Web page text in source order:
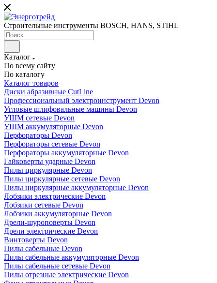
Строительные инструменты BOSCH, HANS, STIHL
Каталог
По всему сайту
По каталогу
Каталог товаров
Диски абразивные CutLine
Профессиональный электроинструмент Devon
Угловые шлифовальные машины Devon
УШМ сетевые Devon
УШМ аккумуляторные Devon
Перфораторы Devon
Перфораторы сетевые Devon
Перфораторы аккумуляторные Devon
Гайковерты ударные Devon
Пилы циркулярные Devon
Пилы циркулярные сетевые Devon
Пилы циркулярные аккумуляторные Devon
Лобзики электрические Devon
Лобзики сетевые Devon
Лобзики аккумуляторные Devon
Дрели-шуроповерты Devon
Дрели электрические Devon
Винтоверты Devon
Пилы сабельные Devon
Пилы сабельные аккумуляторные Devon
Пилы сабельные сетевые Devon
Пилы отрезные электрические Devon